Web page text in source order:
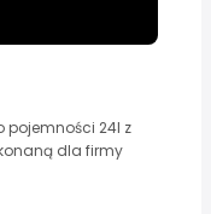
pojemności 24l z
dla firmy